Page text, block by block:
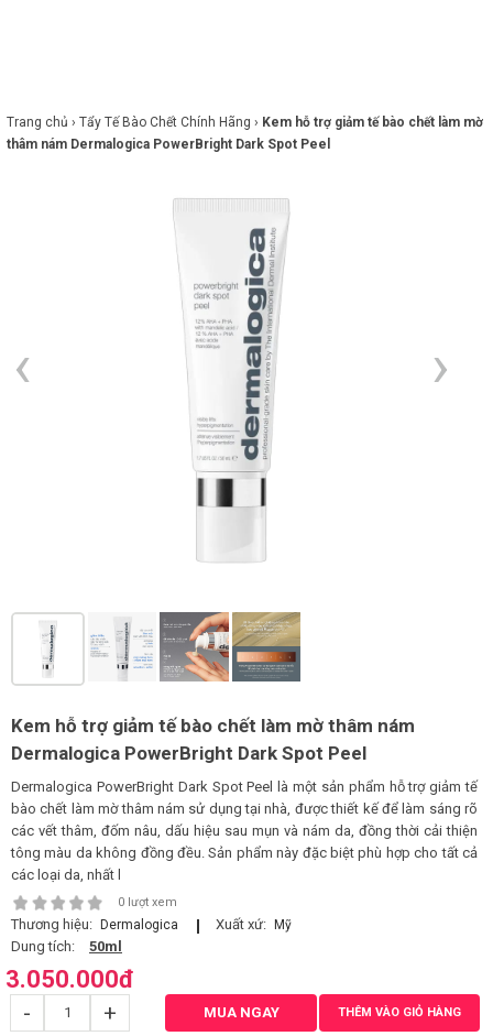
FEATURED BRAND
Shop All Brand A-
Trang chủ › Tẩy Tế Bào Chết Chính Hãng › Kem hỗ trợ giảm tế bào chết làm mờ
thâm nám Dermalogica PowerBright Dark Spot Peel
Kem hỗ trợ giảm tế bào chết làm mờ thâm nám
Dermalogica PowerBright Dark Spot Peel
Dermalogica PowerBright Dark Spot Peel là một sản phẩm hỗ trợ giảm tế
bào chết làm mờ thâm nám sử dụng tại nhà, được thiết kế để làm sáng rõ
các vết thâm, đốm nâu, dấu hiệu sau mụn và nám da, đồng thời cải thiện
tông màu da không đồng đều. Sản phẩm này đặc biệt phù hợp cho tất cả
các loại da, nhất l
0 lượt xem
Thương hiệu: Dermalogica Xuất xứ: Mỹ
Dung tích: 50ml
3.050.000đ
- + MUA NGAY THÊM VÀO GIỎ HÀNG